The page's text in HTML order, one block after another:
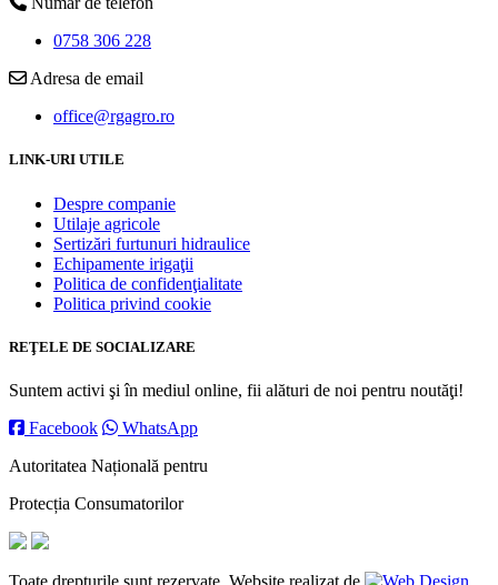
0758 306 228
Adresa de email
office@rgagro.ro
LINK-URI UTILE
Despre companie
Utilaje agricole
Sertizări furtunuri hidraulice
Echipamente irigaţii
Politica de confidenţialitate
Politica privind cookie
REŢELE DE SOCIALIZARE
Suntem activi şi în mediul online, fii alături de noi pentru noutăţi!
Facebook
WhatsApp
Autoritatea Națională pentru
Protecția Consumatorilor
Toate drepturile sunt rezervate. Website realizat de